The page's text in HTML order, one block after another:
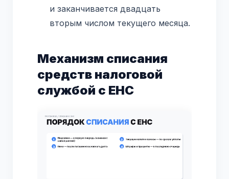
и заканчивается двадцать
вторым числом текущего месяца.
Механизм списания
средств налоговой
службой с ЕНС